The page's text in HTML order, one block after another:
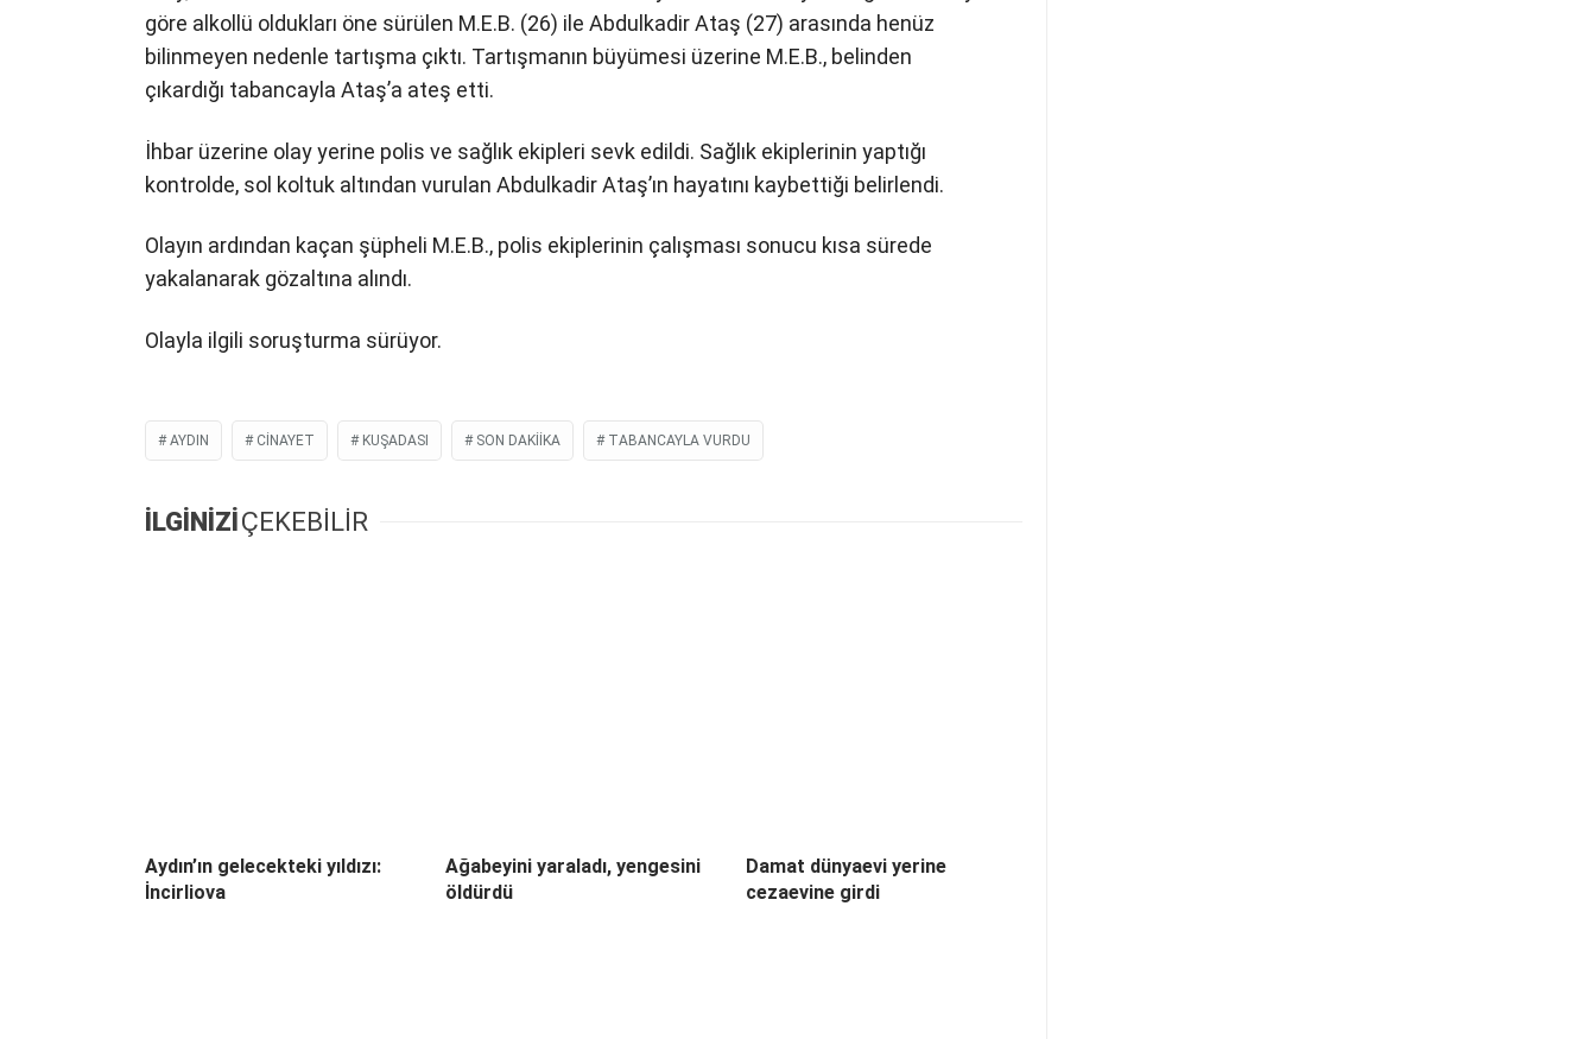
göre alkollü oldukları öne sürülen M.E.B. (26) ile Abdulkadir Ataş (27) arasında henüz
bilinmeyen nedenle tartışma çıktı. Tartışmanın büyümesi üzerine M.E.B., belinden
çıkardığı tabancayla Ataş’a ateş etti.
İhbar üzerine olay yerine polis ve sağlık ekipleri sevk edildi. Sağlık ekiplerinin yaptığı
kontrolde, sol koltuk altından vurulan Abdulkadir Ataş’ın hayatını kaybettiği belirlendi.
Olayın ardından kaçan şüpheli M.E.B., polis ekiplerinin çalışması sonucu kısa sürede
yakalanarak gözaltına alındı.
Olayla ilgili soruşturma sürüyor.
AYDIN CINAYET KUŞADASI SON DAKIIKA TABANCAYLA VURDU
İLGİNİZİÇEKEBİLİR
Aydın’ın gelecekteki yıldızı:
İncirliova
Ağabeyini yaraladı, yengesini
öldürdü
Damat dünyaevi yerine
cezaevine girdi